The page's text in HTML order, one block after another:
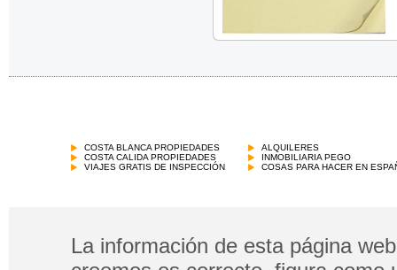
COSTA BLANCA PROPIEDADES
COSTA CALIDA PROPIEDADES
VIAJES GRATIS DE INSPECCIÓN
ALQUILERES
INMOBILIARIA PEGO
COSAS PARA HACER EN
La información de esta página